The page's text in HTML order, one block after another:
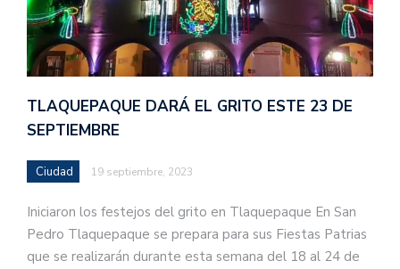
TLAQUEPAQUE DARÁ EL GRITO ESTE 23 DE
SEPTIEMBRE
Ciudad 19 septiembre, 2023
Iniciaron los festejos del grito en Tlaquepaque En San
Pedro Tlaquepaque se prepara para sus Fiestas Patrias
que se realizarán durante esta semana del 18 al 24 de